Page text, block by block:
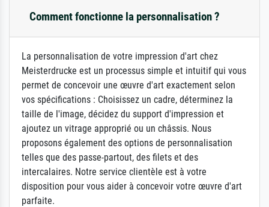
Comment fonctionne la personnalisation ?
La personnalisation de votre impression d'art chez
Meisterdrucke est un processus simple et intuitif qui vous
permet de concevoir une œuvre d'art exactement selon
vos spécifications : Choisissez un cadre, déterminez la
taille de l'image, décidez du support d'impression et
ajoutez un vitrage approprié ou un châssis. Nous
proposons également des options de personnalisation
telles que des passe-partout, des filets et des
intercalaires. Notre service clientèle est à votre
disposition pour vous aider à concevoir votre œuvre d'art
parfaite.